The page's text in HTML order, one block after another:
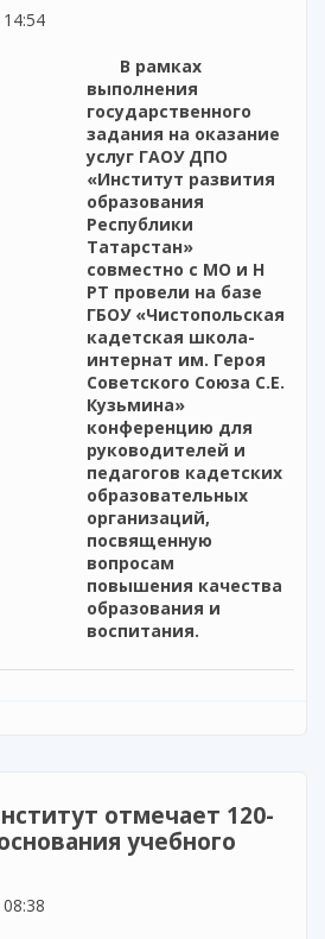
В рамках
выполнения
государственного
задания на оказание
услуг ГАОУ ДПО
«Институт развития
образования
Республики
Татарстан»
совместно с МО и Н
РТ провели на базе
ГБОУ «Чистопольская
кадетская школа-
интернат им. Героя
Советского Союза С.Е.
Кузьмина»
конференцию для
руководителей и
педагогов кадетских
образовательных
организаций,
посвященную
вопросам
повышения качества
образования и
воспитания.
отмечает 120-
учебного